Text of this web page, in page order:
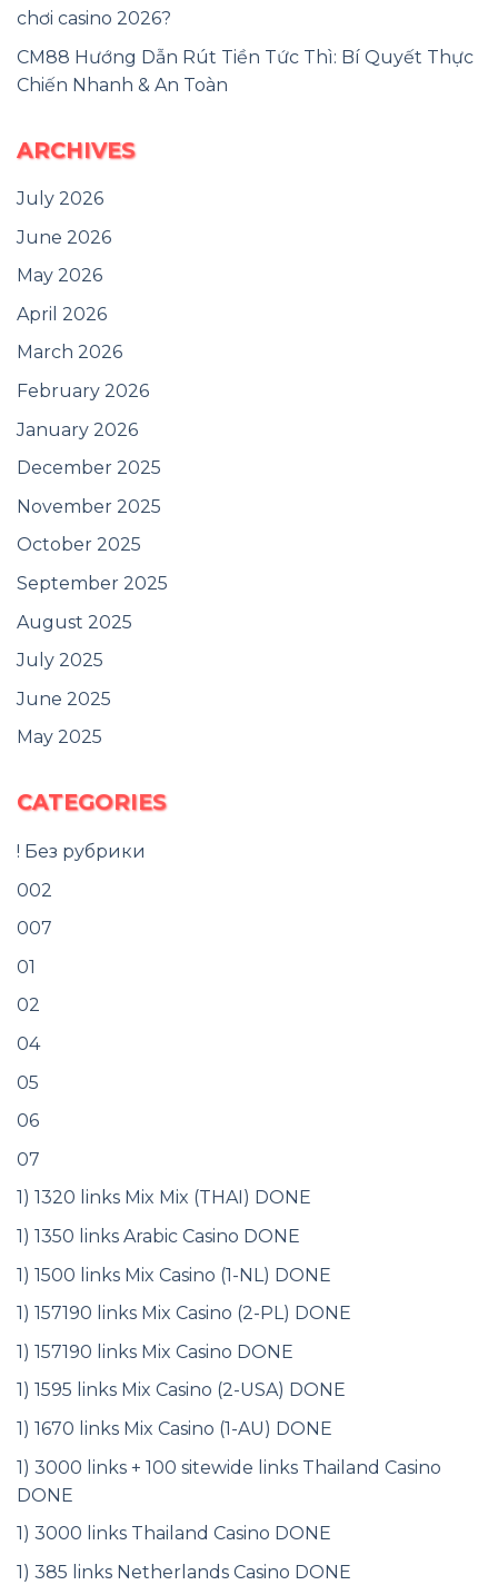
chơi casino 2026?
CM88 Hướng Dẫn Rút Tiền Tức Thì: Bí Quyết Thực
Chiến Nhanh & An Toàn
ARCHIVES
July 2026
June 2026
May 2026
April 2026
March 2026
February 2026
January 2026
December 2025
November 2025
October 2025
September 2025
August 2025
July 2025
June 2025
May 2025
CATEGORIES
! Без рубрики
002
007
01
02
04
05
06
07
1) 1320 links Mix Mix (THAI) DONE
1) 1350 links Arabic Casino DONE
1) 1500 links Mix Casino (1-NL) DONE
1) 157190 links Mix Casino (2-PL) DONE
1) 157190 links Mix Casino DONE
1) 1595 links Mix Casino (2-USA) DONE
1) 1670 links Mix Casino (1-AU) DONE
1) 3000 links + 100 sitewide links Thailand Casino
DONE
1) 3000 links Thailand Casino DONE
1) 385 links Netherlands Casino DONE